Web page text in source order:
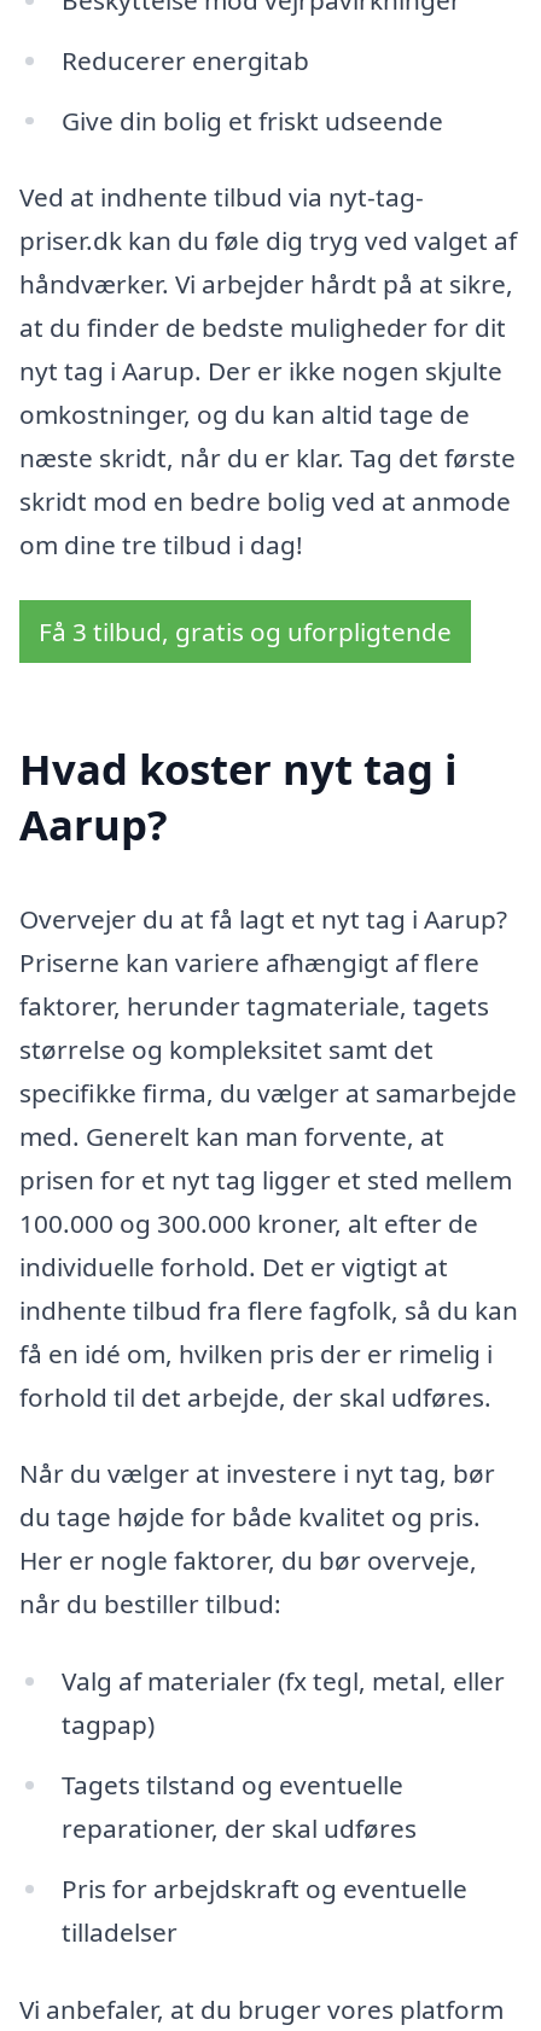
Reducerer energitab
Give din bolig et friskt udseende
Ved at indhente tilbud via nyt-tag-
priser.dk kan du føle dig tryg ved valget af
håndværker. Vi arbejder hårdt på at sikre,
at du finder de bedste muligheder for dit
nyt tag i Aarup. Der er ikke nogen skjulte
omkostninger, og du kan altid tage de
næste skridt, når du er klar. Tag det første
skridt mod en bedre bolig ved at anmode
om dine tre tilbud i dag!
Få 3 tilbud, gratis og uforpligtende
Hvad koster nyt tag i
Aarup?
Overvejer du at få lagt et nyt tag i Aarup?
Priserne kan variere afhængigt af flere
faktorer, herunder tagmateriale, tagets
størrelse og kompleksitet samt det
specifikke firma, du vælger at samarbejde
med. Generelt kan man forvente, at
prisen for et nyt tag ligger et sted mellem
100.000 og 300.000 kroner, alt efter de
individuelle forhold. Det er vigtigt at
indhente tilbud fra flere fagfolk, så du kan
få en idé om, hvilken pris der er rimelig i
forhold til det arbejde, der skal udføres.
Når du vælger at investere i nyt tag, bør
du tage højde for både kvalitet og pris.
Her er nogle faktorer, du bør overveje,
når du bestiller tilbud:
Valg af materialer (fx tegl, metal, eller
tagpap)
Tagets tilstand og eventuelle
reparationer, der skal udføres
Pris for arbejdskraft og eventuelle
tilladelser
Vi anbefaler, at du bruger vores platform